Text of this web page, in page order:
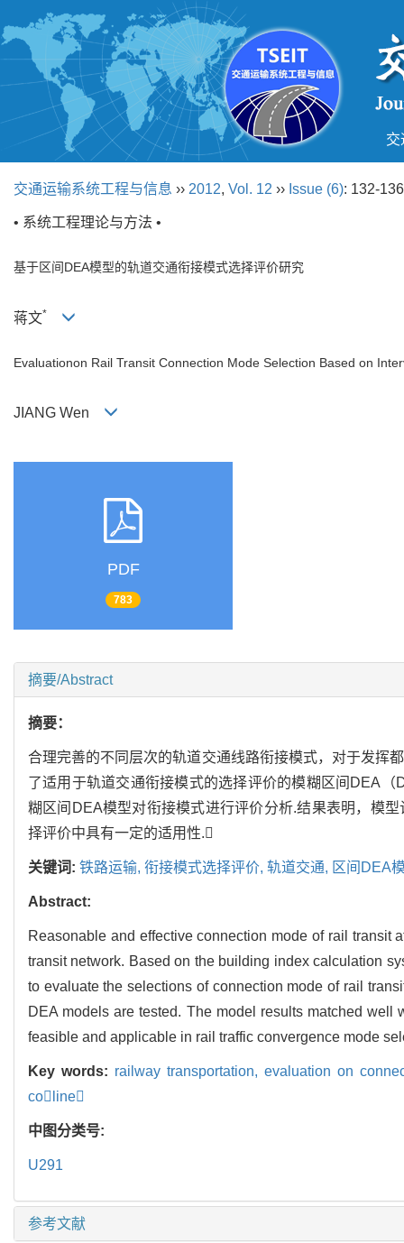
交
交通运输系统工程与信息 ›› 2012, Vol. 12 ›› Issue (6): 132-
• 系统工程理论与方法 •
基于区间DEA模型的轨道交通衔接模式选择评价研究
蒋文*
Evaluationon Rail Transit Connection Mode Selection Based on
JIANG Wen
PDF
783
摘要/Abstract
摘要：
合理完善的不同层次的轨道交通线路衔接模式，对于发挥
了适用于轨道交通衔接模式的选择评价的模糊区间DEA
糊区间DEA模型对衔接模式进行评价分析.结果表明，模
择评价中具有一定的适用性.
关键词: 铁路运输, 衔接模式选择评价, 轨道交通, 区间DEA
Abstract:
Reasonable and effective connection mode of rail transit
transit network. Based on the building index calculation
to evaluate the selections of connection mode of rail
DEA models are tested. The model results matched
feasible and applicable in rail traffic convergence mode
Key words: railway transportation, evaluation on
coline
中图分类号:
U291
参考文献